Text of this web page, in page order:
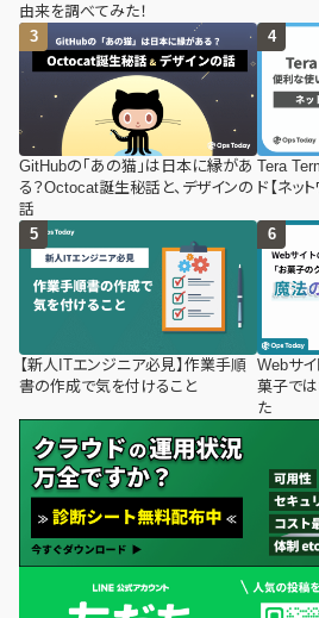
由来を調べてみた！
GitHubの「あの猫」は日本に縁があ
る？Octocat誕生秘話と、デザインの
話
Tera
ド【ネッ
【新人ITエンジニア必見】作業手順
書の作成で気を付けること
Webサイ
菓子では
た